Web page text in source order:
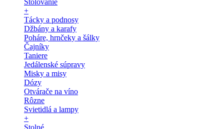
Stolovanie
+
Tácky a podnosy
Džbány a karafy
Poháre, hrnčeky a šálky
Čajníky
Taniere
Jedálenské súpravy
Misky a misy
Dózy
Otvárače na víno
Rôzne
Svietidlá a lampy
+
Stolné